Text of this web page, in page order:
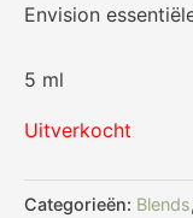
Envision
5 ml
Uitverkocht
Categorieën: Blends,